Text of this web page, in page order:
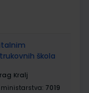
škola
Kralj
ministarstva: 7019